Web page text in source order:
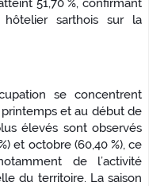
51,70 %, confirmant
sarthois sur la
se concentrent
et au début de
élevés sont observés
et octobre (60,40 %), ce
de l’activité
du territoire. La saison